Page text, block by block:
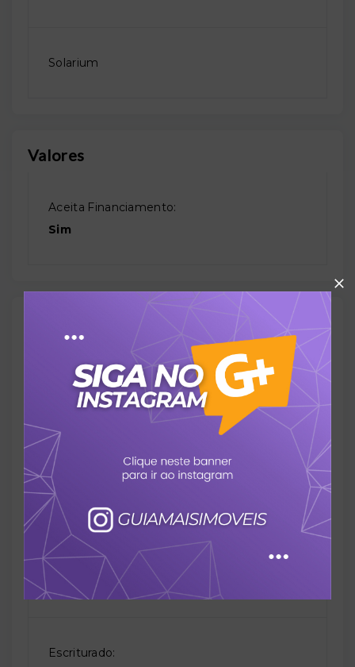
Solarium
Valores
Aceita Financiamento:
Sim
Outras Informações
Referência:
4740
Perfil:
Residencial
Situação:
Pronto para construir
Escriturado: